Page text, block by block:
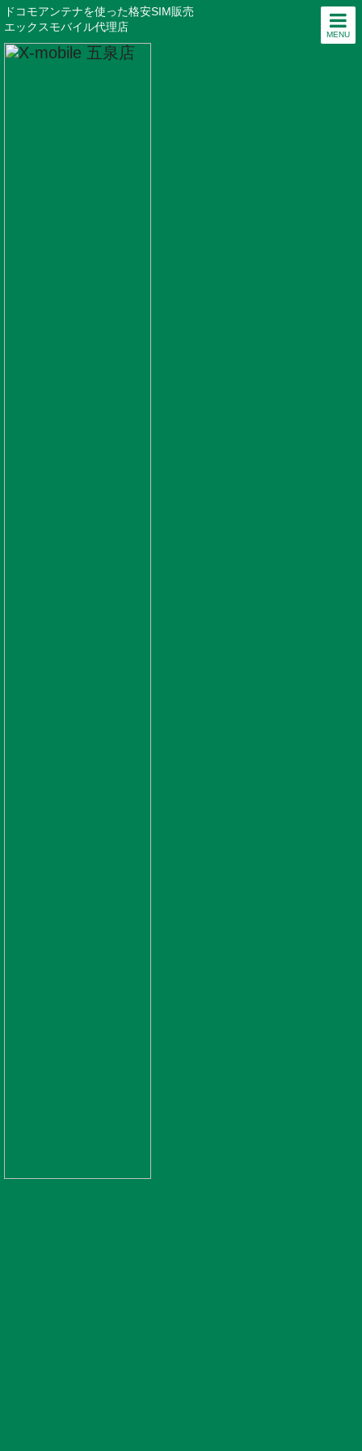
MENU
ドコモアンテナを使った格安SIM販売
エックスモバイル代理店